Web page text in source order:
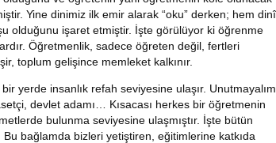
Yine dinimiz ilk emir alarak “oku” derken; hem dinî
olduğunu işaret etmiştir. İşte görülüyor ki öğrenme
Öğretmenlik, sadece öğreten değil, fertleri
toplum gelişince memleket kalkınır.
yerde insanlık refah seviyesine ulaşır. Unutmayalım
devlet adamı… Kısacası herkes bir öğretmenin
bulunma seviyesine ulaşmıştır. İşte bütün
bağlamda bizleri yetiştiren, eğitimlerine katkıda